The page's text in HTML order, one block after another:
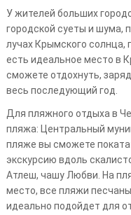
У жителей больших
городской суеты и шума,
лучах Крымского солнца,
есть идеальное место в
сможете отдохнуть,
весь последующий год.
Для пляжного отдыха в
пляжа: Центральный
пляже вы сможете
экскурсию вдоль
Атлеш, чашу Любви. На
место, все пляжи
идеально подойдет для